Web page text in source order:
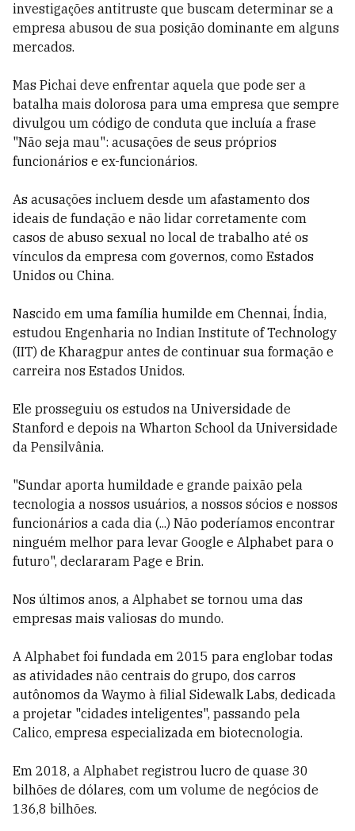
investigações antitruste que buscam determinar se a
empresa abusou de sua posição dominante em alguns
mercados.
Mas Pichai deve enfrentar aquela que pode ser a
batalha mais dolorosa para uma empresa que sempre
divulgou um código de conduta que incluía a frase
"Não seja mau": acusações de seus próprios
funcionários e ex-funcionários.
As acusações incluem desde um afastamento dos
ideais de fundação e não lidar corretamente com
casos de abuso sexual no local de trabalho até os
vínculos da empresa com governos, como Estados
Unidos ou China.
Nascido em uma família humilde em Chennai, Índia,
estudou Engenharia no Indian Institute of Technology
(IIT) de Kharagpur antes de continuar sua formação e
carreira nos Estados Unidos.
Ele prosseguiu os estudos na Universidade de
Stanford e depois na Wharton School da Universidade
da Pensilvânia.
"Sundar aporta humildade e grande paixão pela
tecnologia a nossos usuários, a nossos sócios e nossos
funcionários a cada dia (...) Não poderíamos encontrar
ninguém melhor para levar Google e Alphabet para o
futuro", declararam Page e Brin.
Nos últimos anos, a Alphabet se tornou uma das
empresas mais valiosas do mundo.
A Alphabet foi fundada em 2015 para englobar todas
as atividades não centrais do grupo, dos carros
autônomos da Waymo à filial Sidewalk Labs, dedicada
a projetar "cidades inteligentes", passando pela
Calico, empresa especializada em biotecnologia.
Em 2018, a Alphabet registrou lucro de quase 30
bilhões de dólares, com um volume de negócios de
136,8 bilhões.